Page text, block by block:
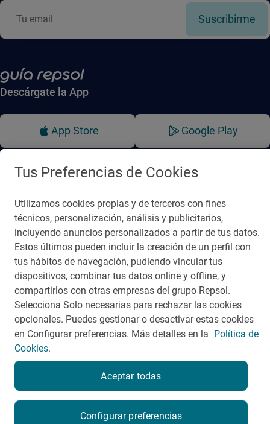
Suscribirme
Descárgate la App
App Store Google Play
Guía Repsol
Viajar
Dormir
Enlaces
Sala de prensa
Canal de ética
Política de privacidad Política de cookies Nota legal
Condiciones del servicio
© Repsol S.A. 2000
Tus Preferencias de Cookies
Utilizamos cookies propias y de terceros con fines
técnicos, personalización, análisis y publicitarios,
incluyendo anuncios personalizados a partir de tus datos.
Estos últimos pueden incluir la creación de un perfil con
tus hábitos de navegación, pudiendo vincular tus
dispositivos, combinar tus datos online y offline, y
compartirlos con otras empresas del grupo Repsol.
Selecciona Solo necesarias para rechazar las cookies
opcionales. Puedes gestionar o desactivar estas cookies
en Configurar preferencias. Más detalles en la Política de
Cookies.
Configurar preferencias
Aceptar todas